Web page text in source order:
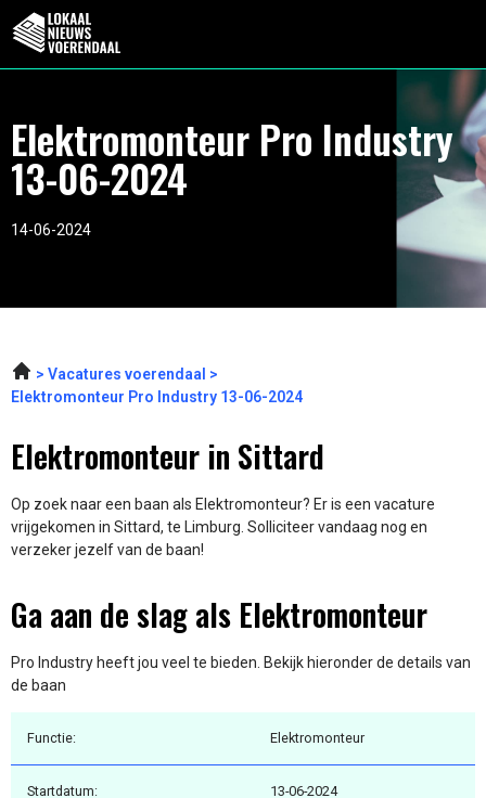
Elektromonteur Pro Industry
13-06-2024
14-06-2024
Vacatures voerendaal
Elektromonteur Pro Industry 13-06-2024
Elektromonteur in Sittard
Op zoek naar een baan als Elektromonteur? Er is een vacature
vrijgekomen in Sittard, te Limburg. Solliciteer vandaag nog en
verzeker jezelf van de baan!
Ga aan de slag als Elektromonteur
Pro Industry heeft jou veel te bieden. Bekijk hieronder de details van
de baan
Functie: Elektromonteur
Startdatum: 13-06-2024